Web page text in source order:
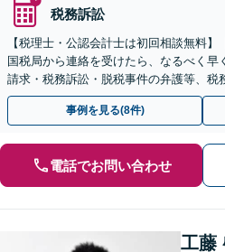
税務訴訟
【税理士・公認会計士は初回相談無料】
国税局から連絡を受けたら、なるべく早
請求・税務訴訟・脱税事件の弁護等、税
す【電話受付：平日10時～21時】【税務
事例を見る(8件)
電話でお問い合わせ
工藤